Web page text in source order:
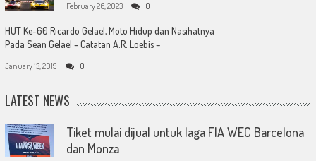
February 26, 2023 0
HUT Ke-60 Ricardo Gelael, Moto Hidup dan Nasihatnya
Pada Sean Gelael – Catatan A.R. Loebis –
January 13, 2019 0
LATEST NEWS
Tiket mulai dijual untuk laga FIA WEC Barcelona
dan Monza